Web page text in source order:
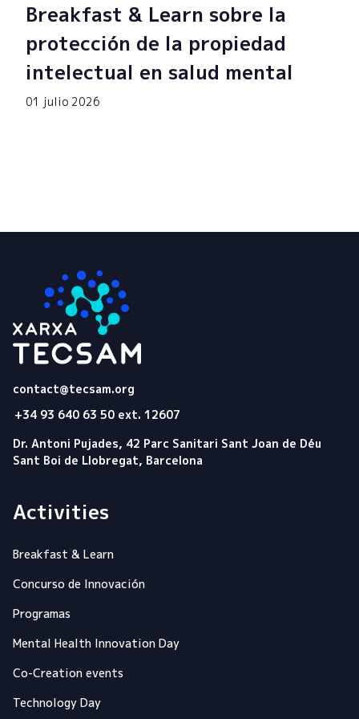
Breakfast & Learn sobre la
protección de la propiedad
intelectual en salud mental
01 julio 2026
contact@tecsam.org
+34 93 640 63 50 ext. 12607
Dr. Antoni Pujades, 42 Parc Sanitari Sant Joan de Déu
Sant Boi de Llobregat, Barcelona
Activities
Breakfast & Learn
Concurso de Innovación
Programas
Mental Health Innovation Day
Co-Creation events
Technology Day